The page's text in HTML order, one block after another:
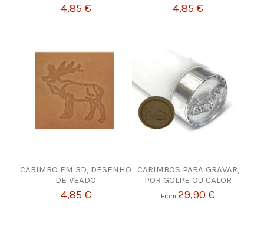
4,85 € 4,85 €
CARIMBO EM 3D, DESENHO
DE VEADO
4,85 €
CARIMBOS PARA GRAVAR,
POR GOLPE OU CALOR
From29,90 €